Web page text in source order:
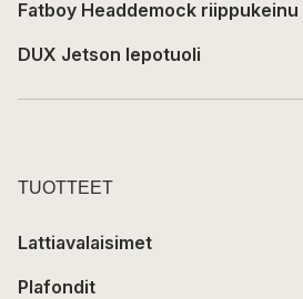
Fatboy Headdemock riippukeinu
DUX Jetson lepotuoli
TUOTTEET
Lattiavalaisimet
Plafondit